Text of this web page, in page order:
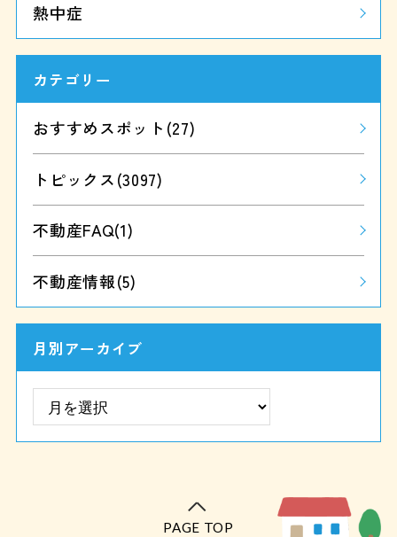
熱中症
カテゴリー
おすすめスポット (27)
トピックス(3097)
不動産FAQ(1)
不動産情報(5)
月別アーカイブ
PAGE TOP